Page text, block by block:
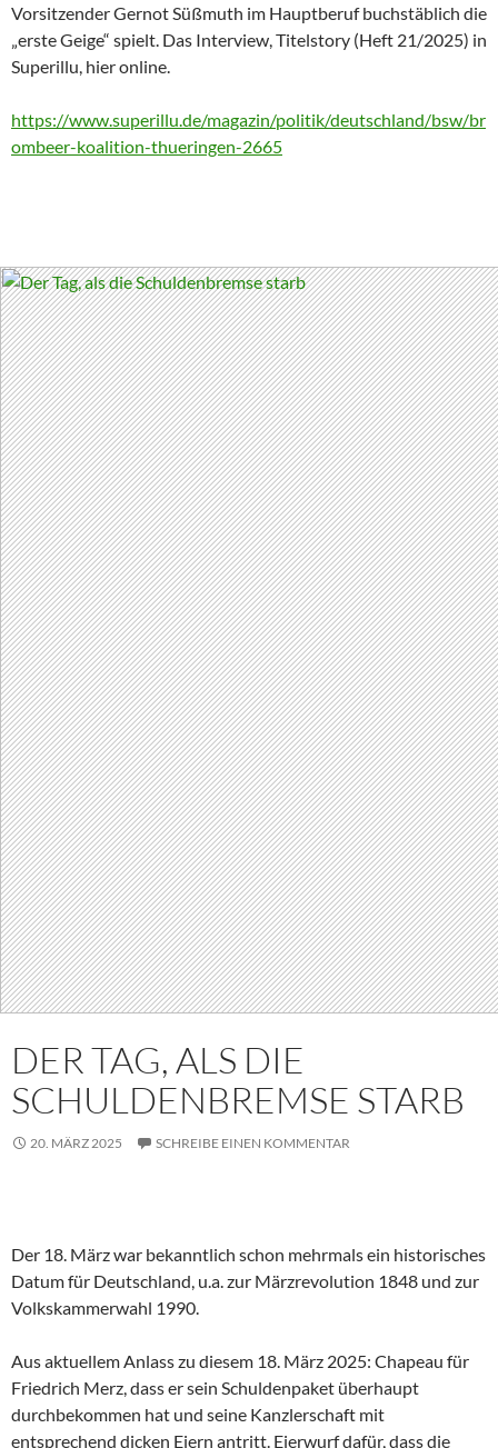
Vorsitzender Gernot Süßmuth im Hauptberuf buchstäblich die
„erste Geige“ spielt. Das Interview, Titelstory (Heft 21/2025) in
Superillu, hier online.
https://www.superillu.de/magazin/politik/deutschland/bsw/br
ombeer-koalition-thueringen-2665
DER TAG, ALS DIE
SCHULDENBREMSE STARB
20. MÄRZ 2025 SCHREIBE EINEN KOMMENTAR
Der 18. März war bekanntlich schon mehrmals ein historisches
Datum für Deutschland, u.a. zur Märzrevolution 1848 und zur
Volkskammerwahl 1990.
Aus aktuellem Anlass zu diesem 18. März 2025: Chapeau für
Friedrich Merz, dass er sein Schuldenpaket überhaupt
durchbekommen hat und seine Kanzlerschaft mit
entsprechend dicken Eiern antritt. Eierwurf dafür, dass die